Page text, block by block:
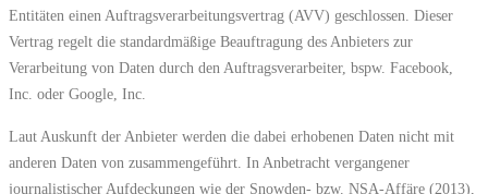
Entitäten einen Auftragsverarbeitungsvertrag (AVV) geschlossen. Dieser
Vertrag regelt die standardmäßige Beauftragung des Anbieters zur
Verarbeitung von Daten durch den Auftragsverarbeiter, bspw. Facebook,
Inc. oder Google, Inc.
Laut Auskunft der Anbieter werden die dabei erhobenen Daten nicht mit
anderen Daten von zusammengeführt. In Anbetracht vergangener
journalistischer Aufdeckungen wie der Snowden- bzw. NSA-Affäre (2013),